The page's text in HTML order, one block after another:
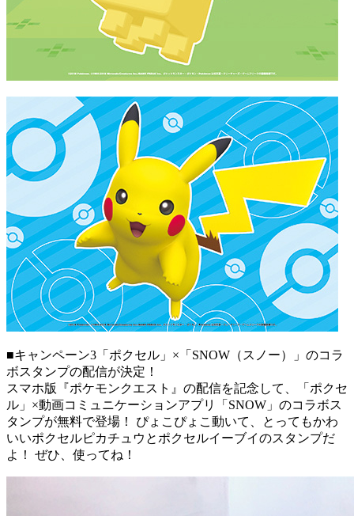
■キャンペーン3「ポクセル」×「SNOW（スノー）」のコラ
ボスタンプの配信が決定！
スマホ版『ポケモンクエスト』の配信を記念して、「ポクセ
ル」×動画コミュニケーションアプリ「SNOW」のコラボス
タンプが無料で登場！ ぴょこぴょこ動いて、とってもかわ
いいポクセルピカチュウとポクセルイーブイのスタンプだ
よ！ ぜひ、使ってね！